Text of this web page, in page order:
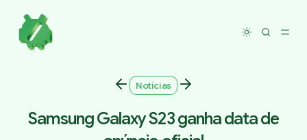
Toggle
Notícias
Samsung Galaxy S23 ganha data de